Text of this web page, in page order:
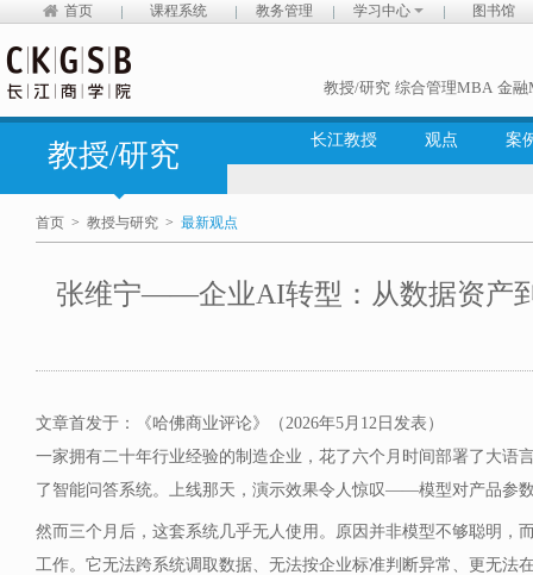
首页 课程系统 教务管理 学习中心 图书馆
教授/研究 综合管理MBA 金融
教授/研究 长江教授 观点 案
首页 > 教授与研究 > 最新观点
张维宁——企业AI转型：从数据资产
文章首发于：《哈佛商业评论》（2026年5月12日发表）
一家拥有二十年行业经验的制造企业，花了六个月时间部署了大语
了智能问答系统。上线那天，演示效果令人惊叹——模型对产品参
然而三个月后，这套系统几乎无人使用。原因并非模型不够聪明，
工作。它无法跨系统调取数据、无法按企业标准判断异常、更无法